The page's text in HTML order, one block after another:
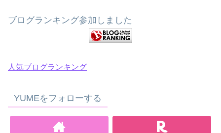
ブログランキング参加しました
人気ブログランキング
YUMEをフォローする